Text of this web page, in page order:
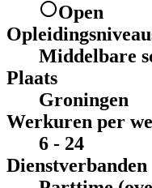
Open
Middelbare
Plaats
Groningen
Werkuren per
6 - 24
Dienstverbanden